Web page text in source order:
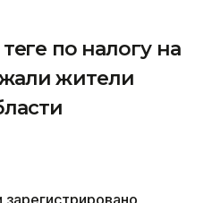
по налогу на
жители